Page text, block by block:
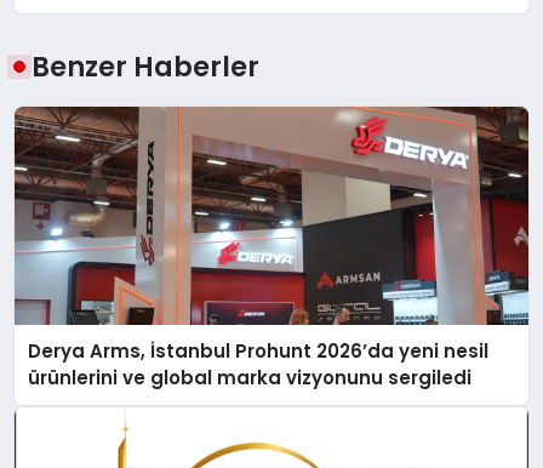
Benzer Haberler
Derya Arms, İstanbul Prohunt 2026’da yeni nesil
ürünlerini ve global marka vizyonunu sergiledi